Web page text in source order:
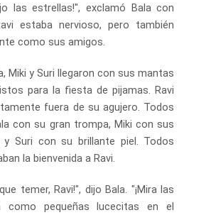
las estrellas!", exclamó Bala con
estaba nervioso, pero también
como sus amigos.
Miki y Suri llegaron con sus mantas
para la fiesta de pijamas. Ravi
fuera de su agujero. Todos
con su gran trompa, Miki con sus
y Suri con su brillante piel. Todos
la bienvenida a Ravi.
temer, Ravi!", dijo Bala. "¡Mira las
como pequeñas lucecitas en el